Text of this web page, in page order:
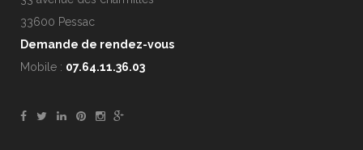
33600 Pessac
Demande de rendez-vous
Mobile : 07.64.11.36.03